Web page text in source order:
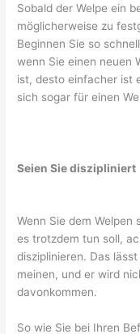
Sobald der Welpe ein
möglicherweise zu
Beginnen Sie so
wenn Sie einen neuen
ist, desto einfacher ist
sich sogar für einen
Seien Sie diszipliniert
Wenn Sie dem
es trotzdem tun soll,
disziplinieren. Das
meinen, und er wird
davonkommen.
So wie Sie bei Ihren